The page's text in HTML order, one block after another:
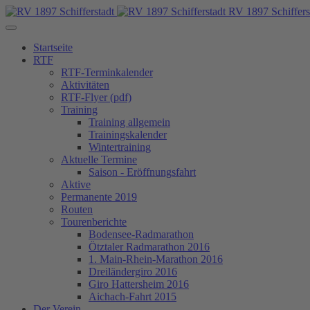
RV 1897
Startseite
RTF
RTF-Terminkalender
Aktivitäten
RTF-Flyer (pdf)
Training
Training allgemein
Trainingskalender
Wintertraining
Aktuelle Termine
Saison - Eröffnungsfahrt
Aktive
Permanente 2019
Routen
Tourenberichte
Bodensee-Radmarathon
Ötztaler Radmarathon 2016
1. Main-Rhein-Marathon 2016
Dreiländergiro 2016
Giro Hattersheim 2016
Aichach-Fahrt 2015